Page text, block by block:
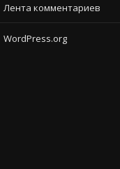
Лента комментариев
WordPress.org